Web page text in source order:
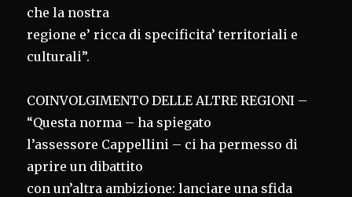
che la nostra
regione e’ ricca di specificita’ territoriali e
culturali”.
COINVOLGIMENTO DELLE ALTRE REGIONI –
“Questa norma – ha spiegato
l’assessore Cappellini – ci ha permesso di
aprire un dibattito
con un’altra ambizione: lanciare una sfida